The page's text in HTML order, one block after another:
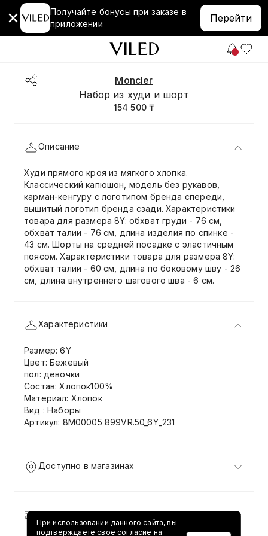
Получайте бонусы при заказе в
приложении
Перейти
Moncler
Набор из худи и шорт
154 500 ₸
Описание
Худи прямого кроя из мягкого хлопка.
Классический капюшон, модель без рукавов,
карман-кенгуру с логотипом бренда спереди,
вышитый логотип бренда сзади. Характеристики
товара для размера 8Y: обхват груди - 76 см,
обхват талии - 76 см, длина изделия по спинке -
43 см. Шорты на средней посадке с эластичным
поясом. Характеристики товара для размера 8Y:
обхват талии - 60 см, длина по боковому шву - 26
см, длина внутреннего шагового шва - 6 см.
Характеристики
Размер: 6Y
Цвет: Бежевый
пол: девочки
Состав: Хлопок100%
Материал: Хлопок
Вид : Наборы
Артикул: 8M00005 899VR.50_6Y_231
Доступно в магазинах
Доставка и возврат
При использовании данного сайта, вы
подтверждаете свое согласие на